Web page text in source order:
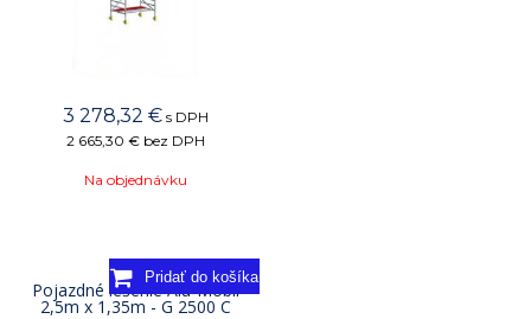
3 278,32 € s DPH
2 665,30 € bez DPH
Na objednávku
Pojazdné lešenie Alu-Mobil
2,5m x 1,35m - G 2500 C